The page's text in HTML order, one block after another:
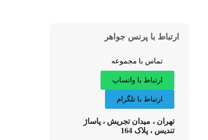
ارتباط با پرنس جواهر
تماس با مجموعه
ارتباط با واتساپ
ارتباط با تلگرام
تهران ، میدان تجریش ، پاساژ
تندیس ، پلاک 164